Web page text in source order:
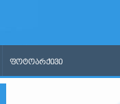
ᲤᲝᲢᲝᲐᲠᲥᲘᲕᲘ